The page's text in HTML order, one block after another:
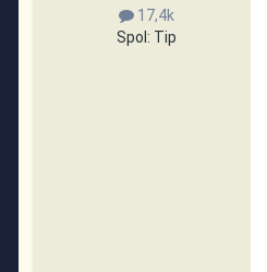
17,4k
Spol: Tip